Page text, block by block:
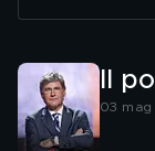
Il
03 mag